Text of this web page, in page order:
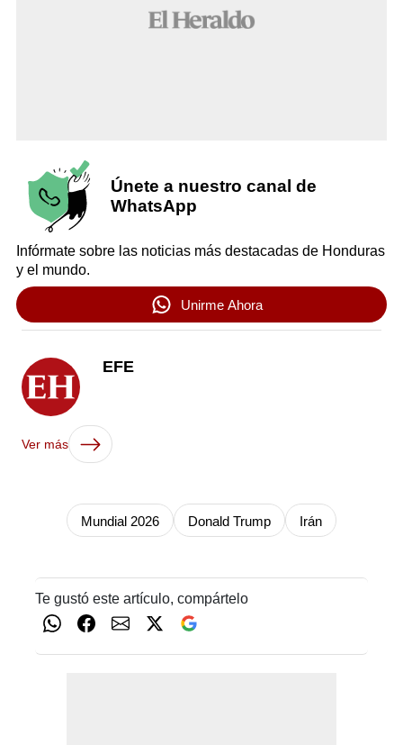
Únete a nuestro canal de
WhatsApp
Infórmate sobre las noticias más destacadas de Honduras
y el mundo.
Unirme Ahora
EFE
Ver más
Mundial 2026 Donald Trump Irán
Te gustó este artículo, compártelo